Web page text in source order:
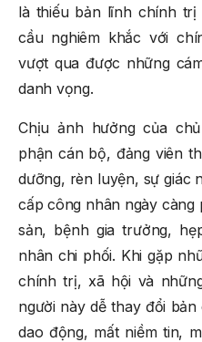
là thiếu bản lĩnh chính
cầu nghiêm khắc với
vượt qua được những
danh vọng.
Chịu ảnh hưởng của
phận cán bộ, đảng viên
dưỡng, rèn luyện, sự giác
cấp công nhân ngày càng
sản, bệnh gia trưởng,
nhân chi phối. Khi gặp
chính trị, xã hội và
người này dễ thay đổi
dao động, mất niềm tin,